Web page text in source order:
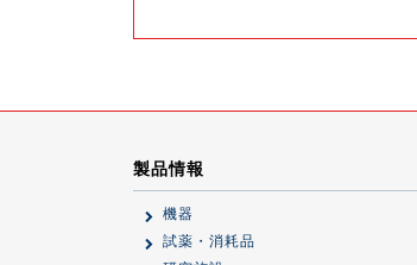
製品情報
機器
試薬・消耗品